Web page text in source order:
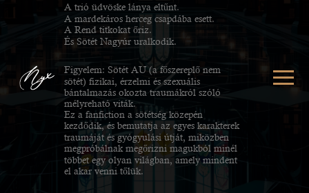
A trió üdvöske lánya eltűnt.
A mardekáros herceg csapdába esett.
A Rend titkokat őriz.
És Sötét Nagyúr uralkodik.
Figyelem: Sötét AU (a főszereplő nem
sötét) fizikai, érzelmi és szexuális
bántalmazás okozta traumákról szóló
mélyreható viták.
Ez a fanfiction a sötétség közepén
kezdődik, és bemutatja az egyes karakterek
traumáját és gyógyulási útját, miközben
megpróbálnak megőrizni magukból minél
többet egy olyan világban, amely mindent
el akar venni tőlük.